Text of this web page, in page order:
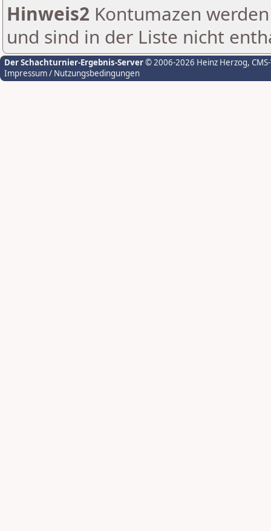
Hinweis2 Kontumazen
und sind in der Liste nicht
Der Schachturnier-Ergebnis-Server© 2006-2026 Heinz Herzog,
Impressum / Nutzungsbedingungen